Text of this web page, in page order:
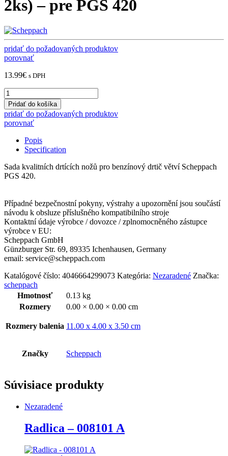
2ks) – pre PGS 420
pridať do požadovaných produktov
porovnať
13.99€ s DPH
Scheppach
Drviace
nože
(sada
2ks)
420
quantity
Pridať do košíka
pridať do požadovaných produktov
porovnať
Popis
Specification
Sada kvalitních drtících nožů pro benzínový drtič větví Scheppach
PGS 420.
Případné bezpečnostní pokyny, výstrahy a upozornění jsou součástí
návodu k obsluze příslušného kompatibilního stroje
Kontaktní údaje výrobce / dovozce / zplnomocněného zástupce
výrobce v EU:
Scheppach GmbH
Günzburger Str. 69, 89335 Ichenhausen, Germany
email: service@scheppach.com
Katalógové číslo: 4046664299073 Kategória: Nezaradené Značka:
scheppach
Hmotnosť
0.13 kg
Rozmery
0.00 × 0.00 × 0.00 cm
Rozmery balenia 11.00 x 4.00 x 3.50 cm
Značky Scheppach
Súvisiace produkty
Nezaradené
Radlica – 008101 A